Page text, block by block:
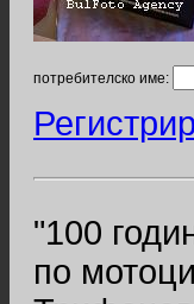
потребителско име:
"100
по